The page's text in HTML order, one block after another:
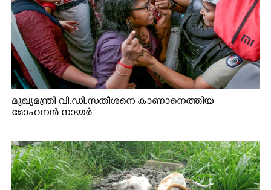
മുഖ്യമന്ത്രി വി.ഡി.സതീശനെ കാണാനെത്തിയ
മോഹനൻ നായർ